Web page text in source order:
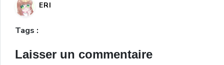
ERI
Tags :
Laisser un commentaire